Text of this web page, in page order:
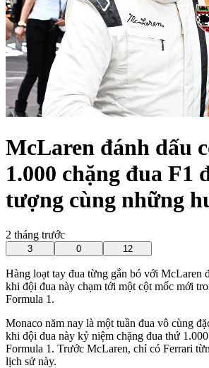
McLaren đánh dấu
1.000 chặng đua F1
tượng cùng những
2 tháng trước
3 0 12
Hàng loạt tay đua từng gắn bó với McLaren
khi đội đua này chạm tới một cột mốc mới
Formula 1.
Monaco năm nay là một tuần đua vô cùng
khi đội đua này kỷ niệm chặng đua thứ
Formula 1. Trước McLaren, chỉ có Ferrari
lịch sử này.